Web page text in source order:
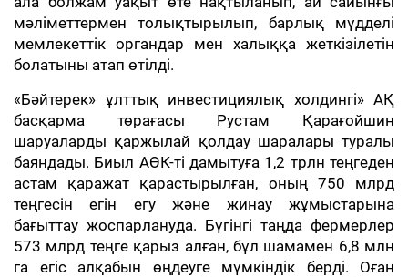
мәліметтермен толықтырылып, барлық мүдделі
мемлекеттік органдар мен халыққа жеткізілетін
болатыны атап өтілді.
«Бәйтерек» ұлттық инвестициялық холдингі» АҚ
басқарма төрағасы Рустам Қарағойшин
шаруаларды қаржылай қолдау шаралары туралы
баяндады. Биыл АӨК-ті дамытуға 1,2 трлн теңгеден
астам қаражат қарастырылған, оның 750 млрд
теңгесін егін егу және жинау жұмыстарына
бағыттау жоспарлануда. Бүгінгі таңда фермерлер
573 млрд теңге қарыз алған, бұл шамамен 6,8 млн
га егіс алқабын өңдеуге мүмкіндік берді. Оған